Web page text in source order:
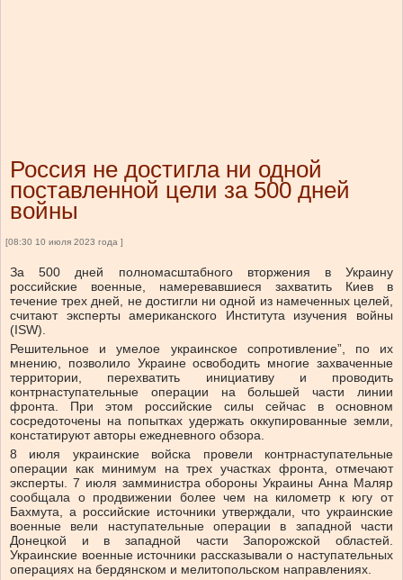
Россия не достигла ни одной
поставленной цели за 500 дней
войны
[08:30 10 июля 2023 года ]
За 500 дней полномасштабного вторжения в Украину
российские военные, намеревавшиеся захватить Киев в
течение трех дней, не достигли ни одной из намеченных целей,
считают эксперты американского Института изучения войны
(ISW).
Решительное и умелое украинское сопротивление”, по их
мнению, позволило Украине освободить многие захваченные
территории, перехватить инициативу и проводить
контрнаступательные операции на большей части линии
фронта. При этом российские силы сейчас в основном
сосредоточены на попытках удержать оккупированные земли,
констатируют авторы ежедневного обзора.
8 июля украинские войска провели контрнаступательные
операции как минимум на трех участках фронта, отмечают
эксперты. 7 июля замминистра обороны Украины Анна Маляр
сообщала о продвижении более чем на километр к югу от
Бахмута, а российские источники утверждали, что украинские
военные вели наступательные операции в западной части
Донецкой и в западной части Запорожской областей.
Украинские военные источники рассказывали о наступательных
операциях на бердянском и мелитопольском направлениях.